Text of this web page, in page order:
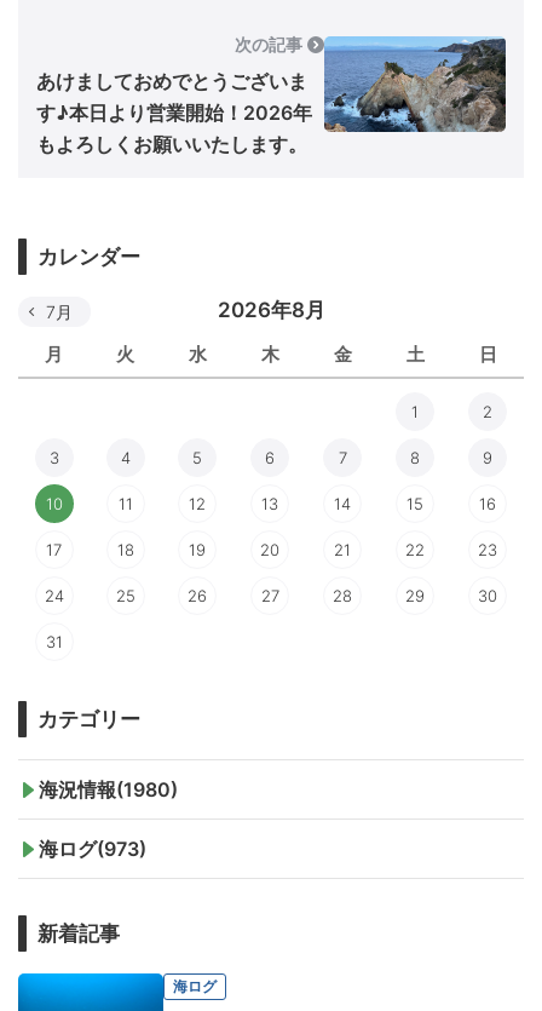
次の記事
あけましておめでとうございま
す♪本日より営業開始！2026年
もよろしくお願いいたします。
カレンダー
2026年8月
月 火 水 木 金 土 日
7月
1 2
3 4 5 6 7 8 9
10 11 12 13 14 15 16
17 18 19 20 21 22 23
24 25 26 27 28 29 30
31
カテゴリー
海況情報(1980)
海ログ(973)
新着記事
海ログ